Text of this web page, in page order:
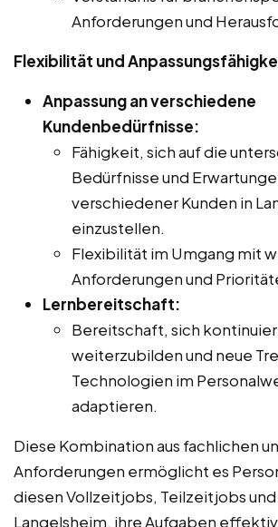
Anforderungen und
Flexibilität und
Anpassung an verschiedene
Kundenbedürfnisse:
Fähigkeit, sich auf die
Bedürfnisse und
verschiedener Kunden in
einzustellen.
Flexibilität im Umgang mit
Anforderungen und
Lernbereitschaft:
Bereitschaft, sich
weiterzubilden und neue
Technologien im
adaptieren.
Diese Kombination aus fachlichen
Anforderungen ermöglicht es
diesen Vollzeitjobs, Teilzeitjobs
Langelsheim, ihre Aufgaben